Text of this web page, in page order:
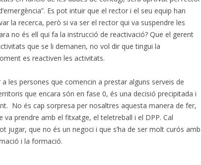
Es pot intuir que el rector i el seu equip han
la recerca, però si va ser el rector qui va suspendre les
no és ell qui fa la instrucció de reactivació? Que el gerent
que se li demanen, no vol dir que tingui la
es reactiven les activitats.
les persones que comencin a prestar alguns serveis de
que encara són en fase 0, és una decisió precipitada i
No és cap sorpresa per nosaltres aquesta manera de fer,
prendre amb el fitxatge, el teletreball i el DPP. Cal
jugar, que no és un negoci i que s’ha de ser molt curós amb
i la formació.